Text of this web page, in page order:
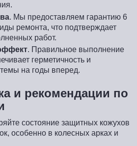
. Мы предоставляем гарантию 6
ремонта, что подтверждает
работ.
. Правильное выполнение
герметичность и
на годы вперед.
и рекомендации по
состояние защитных кожухов
особенно в колесных арках и